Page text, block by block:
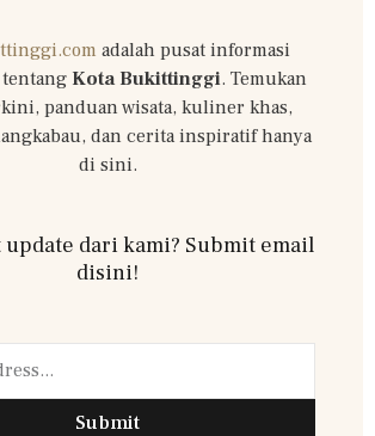
adalah pusat informasi
Kota Bukittinggi. Temukan
panduan wisata, kuliner khas,
dan cerita inspiratif hanya
di sini.
update dari kami? Submit email
disini!
Submit